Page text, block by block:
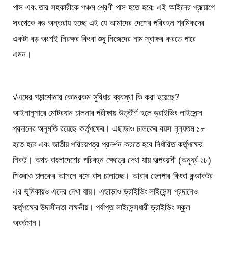
পাস এবং তার সহকারীকে পঞ্চম শ্রেণী পাস হতে হবে; এই আইনের প্রয়োগে
সবথেকে বড় অন্তরায় হচ্ছে এই যে আমাদের দেশের পরিবহন শ্রমিকদের
একটা বড় অংশই নিরক্ষর কিংবা শুধু নিজেদের নাম স্বাক্ষর করতে পারে
এমন।
√এদের পড়াশোনার কোনরকম সুবিধার ব্যবস্থা কি করা হয়েছে?
আইনানুসারে মোটর‍যান চালনার পরীক্ষায় উত্তীর্ণ হলে ড্রাইভিং লাইসেন্স
প্রদানের অনুমতি রয়েছে কর্তৃপক্ষের। এছাড়াও চালকের বয়স নূন্যতম ১৮
হতে হবে এবং জাতীয় পরিচয়পত্র প্রদর্শন করতে হবে নির্ধারিত কর্তৃপক্ষের
নিকট। অথচ বাংলাদেশের পরিবহন ক্ষেত্রে দেখা যায় অল্পবয়সী (অনূর্ধ্ব ১৮)
শিশুরাও চালকের আসনে বসে বাস চালাচ্ছে। আবার হেলপার কিংবা কন্ডাকটর
এর ভূমিকায়ও এদের দেখা যায়। এছাড়াও ড্রাইভিং লাইসেন্স প্রদানেও
কর্তৃপক্ষের উদাসীনতা লক্ষনীয়। পর্যাপ্ত লাইসেন্সধারী ড্রাইভিং স্কুল
অবর্তমান।